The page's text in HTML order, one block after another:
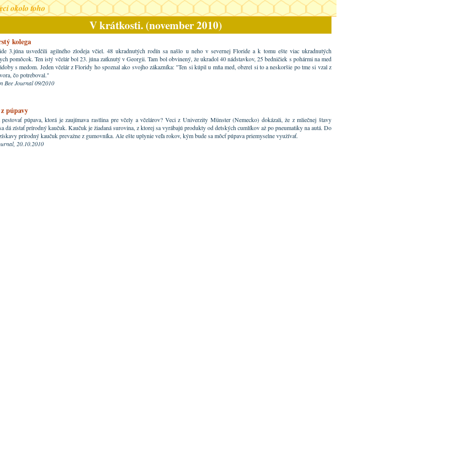
okolo toho
V krátkosti. (november 2010)
kolega
3.júna usvedčili agilného zlodeja včiel. 48 ukradnutých rodín sa našlo u neho v severnej Floride a k tomu ešte viac ukradnutých
pomôcok. Ten istý včelár bol 23. júna zatknutý v Georgii. Tam bol obvinený, že ukradol 40 nádstavkov, 25 bedničiek s pohármi na med
s medom. Jeden včelár z Floridy ho spoznal ako svojho zákazníka: "Ten si kúpil u mňa med, obzrel si to a neskoršie po tme si vzal z
čo potreboval."
Bee Journal 09/2010
púpavy
pestovať púpava, ktorá je zaujímava rastlina pre včely a včelárov? Veci z Univerzity Münster (Nemecko) dokázali, že z mliečnej štavy
dá zístať prírodný kaučuk. Kaučuk je žiadaná surovina, z ktorej sa vyrábajú produkty od detských cumlíkov až po pneumatiky na autá. Do
prírodný kaučuk prevažne z gumovníka. Ale ešte uplynie veľa rokov, kým bude sa môcť púpava priemyselne využívať.
20.10.2010